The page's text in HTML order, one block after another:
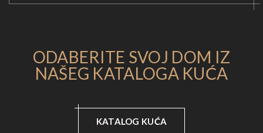
ODABERITE SVOJ DOM IZ
NAŠEG KATALOGA KUĆA
KATALOG KUĆA